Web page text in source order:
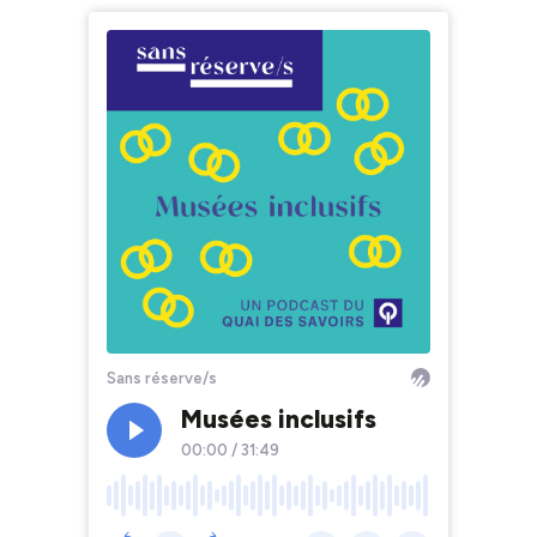
Sans réserve/s
Musées inclusifs
00:00 / 31:49